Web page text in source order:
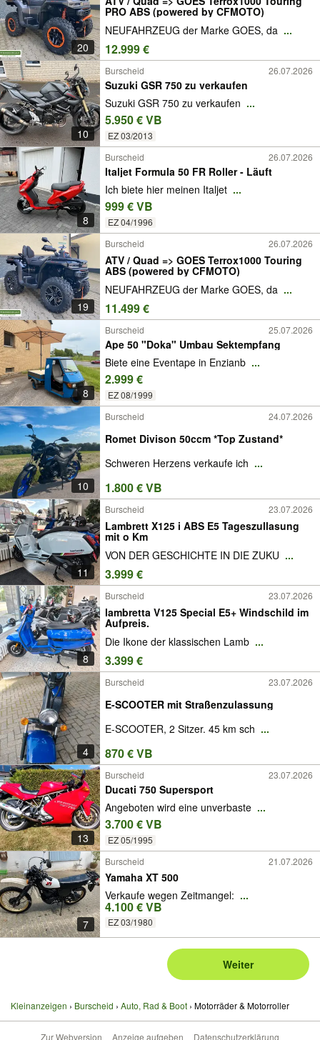
20
PRO ABS (powered by CFMOTO)
NEUFAHRZEUG der Marke GOES, da ...
12.999 €
10
Burscheid 26.07.2026
Suzuki GSR 750 zu verkaufen
Suzuki GSR 750 zu verkaufen ...
5.950 € VB
EZ 03/2013
8
Burscheid 26.07.2026
Italjet Formula 50 FR Roller - Läuft
Ich biete hier meinen Italjet ...
999 € VB
EZ 04/1996
19
Burscheid 26.07.2026
ATV / Quad => GOES Terrox1000 Touring
ABS (powered by CFMOTO)
NEUFAHRZEUG der Marke GOES, da ...
11.499 €
8
Burscheid 25.07.2026
Ape 50 "Doka" Umbau Sektempfang
Biete eine Eventape in Enzianb ...
2.999 €
EZ 08/1999
10
Burscheid 24.07.2026
Romet Divison 50ccm *Top Zustand*
Schweren Herzens verkaufe ich ...
1.800 € VB
11
Burscheid 23.07.2026
Lambrett X125 i ABS E5 Tageszullasung
mit o Km
VON DER GESCHICHTE IN DIE ZUKU ...
3.999 €
8
Burscheid 23.07.2026
lambretta V125 Special E5+ Windschild im
Aufpreis.
Die Ikone der klassischen Lamb ...
3.399 €
4
Burscheid 23.07.2026
E-SCOOTER mit Straßenzulassung
E-SCOOTER, 2 Sitzer. 45 km sch ...
870 € VB
13
Burscheid 23.07.2026
Ducati 750 Supersport
Angeboten wird eine unverbaste ...
3.700 € VB
EZ 05/1995
7
Burscheid 21.07.2026
Yamaha XT 500
Verkaufe wegen Zeitmangel: ...
4.100 € VB
EZ 03/1980
Weiter
Kleinanzeigen Burscheid Auto, Rad & Boot Motorräder & Motorroller
Zur Webversion Anzeige aufgeben Datenschutzerklärung